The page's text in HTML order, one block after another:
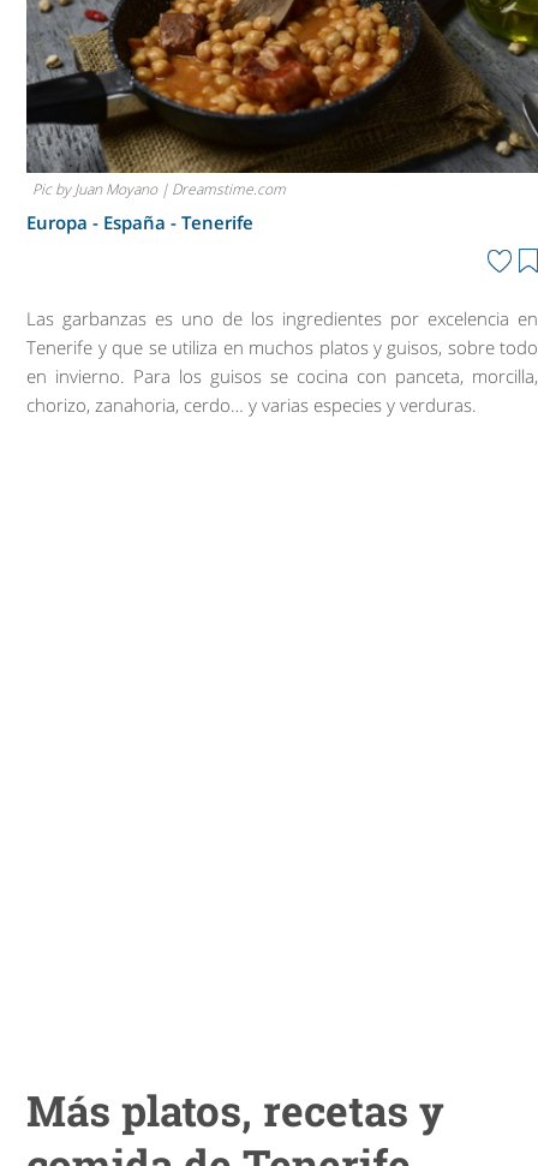
Pic by Juan Moyano | Dreamstime.com
Europa - España -Tenerife
Las garbanzas es uno de los ingredientes por excelencia en
Tenerife y que se utiliza en muchos platos y guisos, sobre todo
en invierno. Para los guisos se cocina con panceta, morcilla,
chorizo, zanahoria, cerdo… y varias especies y verduras.
Más platos, recetas y